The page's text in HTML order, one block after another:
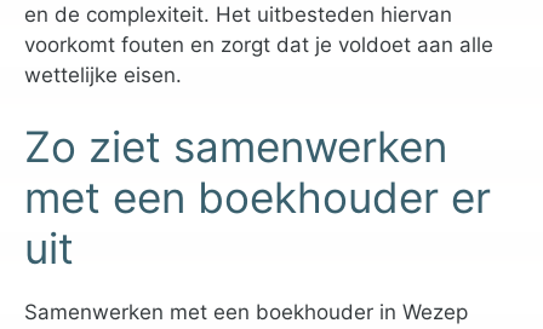
en de complexiteit. Het uitbesteden hiervan
voorkomt fouten en zorgt dat je voldoet aan alle
wettelijke eisen.
Zo ziet samenwerken
met een boekhouder er
uit
Samenwerken met een boekhouder in Wezep